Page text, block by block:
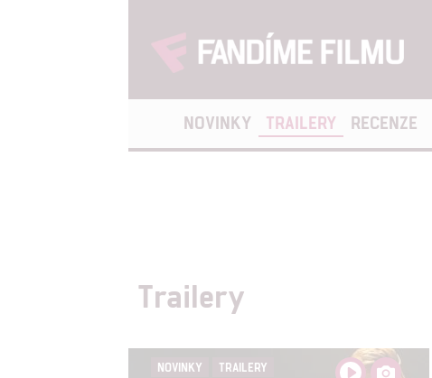
NOVINKY TRAILERY RECENZE
Trailery
NOVINKY TRAILERY